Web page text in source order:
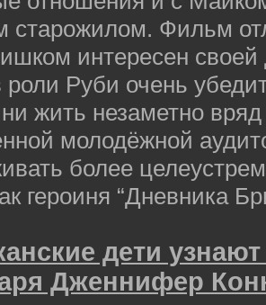
старожилом. Фильм
интересен
Руби очень
жить незаметно
молодёжной
более
героиня “Дневника
дети
Дженнифер